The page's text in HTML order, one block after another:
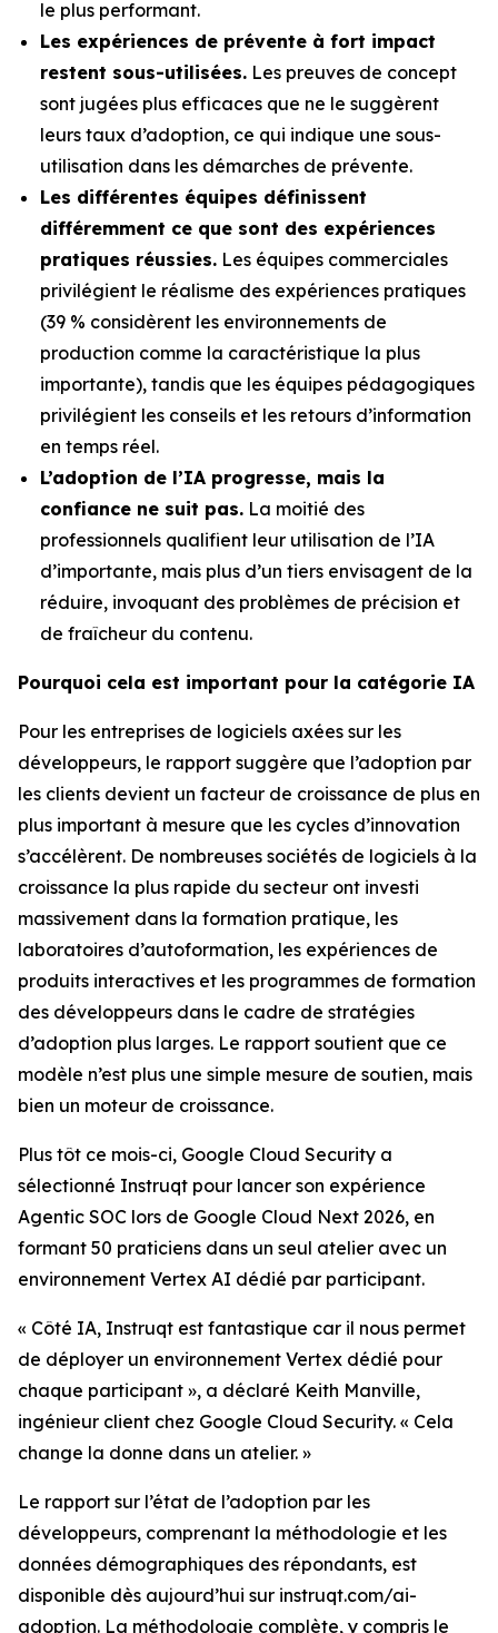
le plus performant.
Les expériences de prévente à fort impact
restent sous-utilisées. Les preuves de concept
sont jugées plus efficaces que ne le suggèrent
leurs taux d’adoption, ce qui indique une sous-
utilisation dans les démarches de prévente.
Les différentes équipes définissent
différemment ce que sont des expériences
pratiques réussies. Les équipes commerciales
privilégient le réalisme des expériences pratiques
(39 % considèrent les environnements de
production comme la caractéristique la plus
importante), tandis que les équipes pédagogiques
privilégient les conseils et les retours d’information
en temps réel.
L’adoption de l’IA progresse, mais la
confiance ne suit pas. La moitié des
professionnels qualifient leur utilisation de l’IA
d’importante, mais plus d’un tiers envisagent de la
réduire, invoquant des problèmes de précision et
de fraîcheur du contenu.
Pourquoi cela est important pour la catégorie IA
Pour les entreprises de logiciels axées sur les
développeurs, le rapport suggère que l’adoption par
les clients devient un facteur de croissance de plus en
plus important à mesure que les cycles d’innovation
s’accélèrent. De nombreuses sociétés de logiciels à la
croissance la plus rapide du secteur ont investi
massivement dans la formation pratique, les
laboratoires d’autoformation, les expériences de
produits interactives et les programmes de formation
des développeurs dans le cadre de stratégies
d’adoption plus larges. Le rapport soutient que ce
modèle n’est plus une simple mesure de soutien, mais
bien un moteur de croissance.
Plus tôt ce mois-ci, Google Cloud Security a
sélectionné Instruqt pour lancer son expérience
Agentic SOC lors de Google Cloud Next 2026, en
formant 50 praticiens dans un seul atelier avec un
environnement Vertex AI dédié par participant.
« Côté IA, Instruqt est fantastique car il nous permet
de déployer un environnement Vertex dédié pour
chaque participant », a déclaré Keith Manville,
ingénieur client chez Google Cloud Security. « Cela
change la donne dans un atelier. »
Le rapport sur l’état de l’adoption par les
développeurs, comprenant la méthodologie et les
données démographiques des répondants, est
disponible dès aujourd’hui sur instruqt.com/ai-
adoption. La méthodologie complète, y compris le